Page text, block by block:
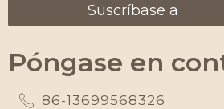
Suscríbase a
Póngase en
86-13699568326